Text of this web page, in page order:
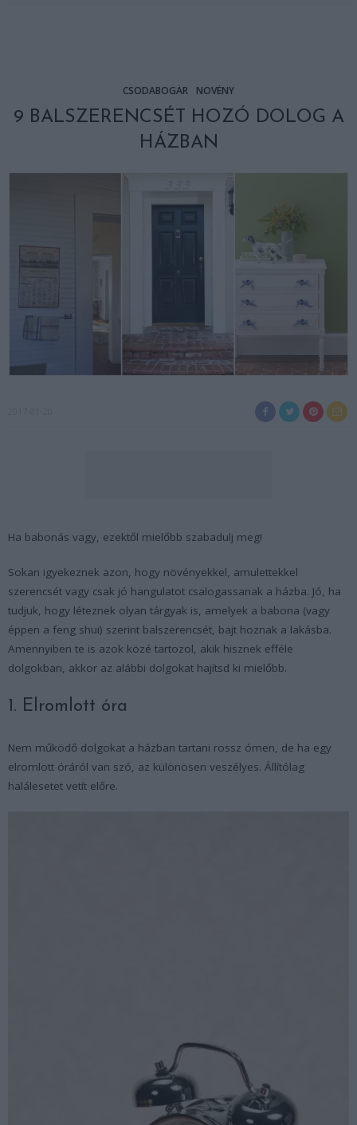
CSODABOGÁR NÖVÉNY
9 BALSZERENCSÉT HOZÓ DOLOG A
HÁZBAN
Ha babonás vagy, ezektől mielőbb szabadulj meg!
Sokan igyekeznek azon, hogy növényekkel, amulettekkel
szerencsét vagy csak jó hangulatot csalogassanak a házba. Jó, ha
tudjuk, hogy léteznek olyan tárgyak is, amelyek a babona (vagy
éppen a feng shui) szerint balszerencsét, bajt hoznak a lakásba.
Amennyiben te is azok közé tartozol, akik hisznek efféle
dolgokban, akkor az alábbi dolgokat hajítsd ki mielőbb.
1. Elromlott óra
Nem működő dolgokat a házban tartani rossz ómen, de ha egy
elromlott óráról van szó, az különösen veszélyes. Állítólag
halálesetet vetít előre.